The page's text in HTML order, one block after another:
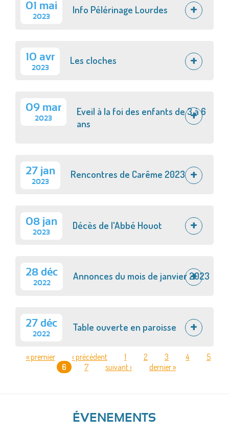
01 mai
2023
Info Pélérinage Lourdes
10 avr
2023
Les cloches
09 mar
2023
Eveil à la foi des enfants de 3 à 6
ans
27 jan
2023
Rencontres de Carême 2023
08 jan
2023
Décès de l'Abbé Houot
28 déc
2022
Annonces du mois de janvier 2023
27 déc
2022
Table ouverte en paroisse
« premier ‹ précédent 1 2 3 4
5
6
7 suivant › dernier »
ÉVENEMENTS